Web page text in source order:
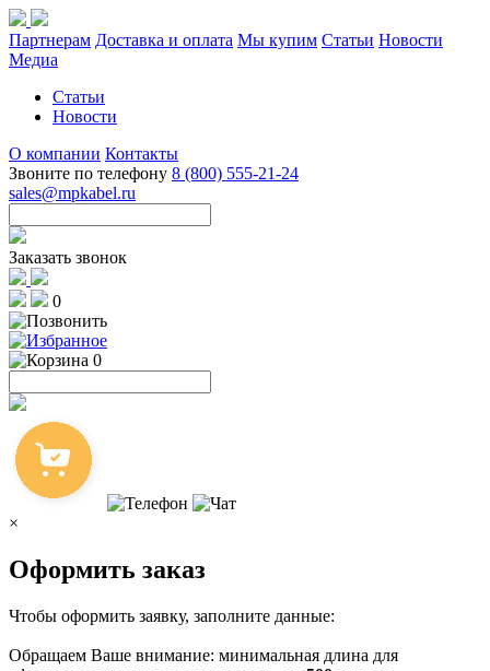
Партнерам Доставка и оплата Мы купим Статьи Новости
Медиа
Статьи
Новости
О компании Контакты
Звоните по телефону 8 (800) 555-21-24
sales@mpkabel.ru
Заказать звонок
0
0
×
Оформить заказ
Чтобы оформить заявку, заполните данные:
Обращаем Ваше внимание: минимальная длина для